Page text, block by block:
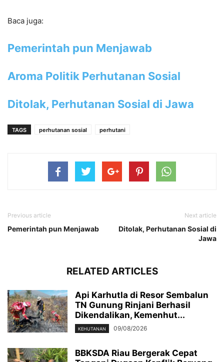
Baca juga:
Pemerintah pun Menjawab
Aroma Politik Perhutanan Sosial
Ditolak, Perhutanan Sosial di Jawa
TAGS perhutanan sosial perhutani
Previous article
Pemerintah pun Menjawab
Next article
Ditolak, Perhutanan Sosial di
Jawa
RELATED ARTICLES
Api Karhutla di Resor Sembalun
TN Gunung Rinjani Berhasil
Dikendalikan, Kemenhut...
KEHUTANAN 09/08/2026
BBKSDA Riau Bergerak Cepat